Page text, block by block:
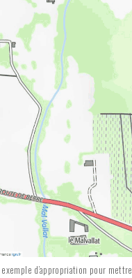
d’appropriation pour